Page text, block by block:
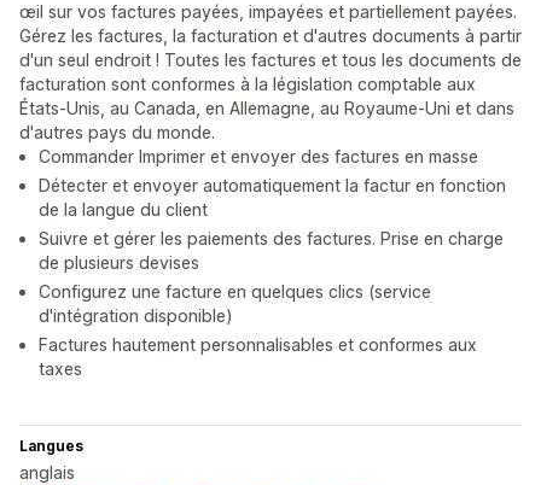
œil sur vos factures payées, impayées et partiellement payées.
Gérez les factures, la facturation et d'autres documents à partir
d'un seul endroit ! Toutes les factures et tous les documents de
facturation sont conformes à la législation comptable aux
États-Unis, au Canada, en Allemagne, au Royaume-Uni et dans
d'autres pays du monde.
Commander Imprimer et envoyer des factures en masse
Détecter et envoyer automatiquement la factur en fonction
de la langue du client
Suivre et gérer les paiements des factures. Prise en charge
de plusieurs devises
Configurez une facture en quelques clics (service
d'intégration disponible)
Factures hautement personnalisables et conformes aux
taxes
Langues
anglais